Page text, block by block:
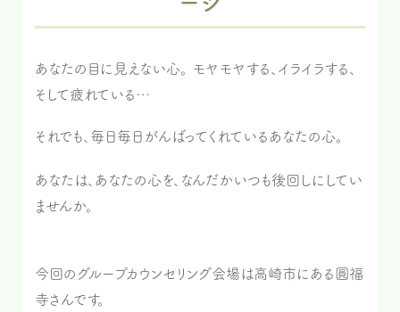
あなたの目に見えない心。 モヤモヤする、イライラする、
そして疲れている…
それでも、毎日毎日がんばってくれているあなたの心。
あなたは、あなたの心を、なんだかいつも後回しにしてい
ませんか。
今回のグループカウンセリング会場は高崎市にある圓福
寺さんです。